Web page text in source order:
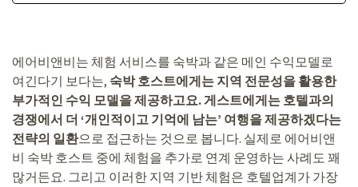
에어비앤비는 체험 서비스를 숙박과 같은 메인 수익모델로
여긴다기 보다는, 숙박 호스트에게는 지역 전문성을 활용한
부가적인 수익 모델을 제공하고요. 게스트에게는 호텔과의
경쟁에서 더 ‘개인적이고 기억에 남는’ 여행을 제공하겠다는
전략의 일환으로 접근하는 것으로 봅니다. 실제로 에어비앤
비 숙박 호스트 중에 체험을 추가로 연계 운영하는 사례도 꽤
많거든요. 그리고 이러한 지역 기반 체험은 호텔업계가 가장